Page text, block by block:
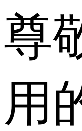
尊
用